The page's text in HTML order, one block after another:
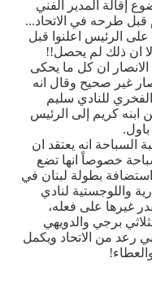
إقالة المدير الفني
قبل طرحه في الاتحاد...
الرئيس اعلنوا قبل
ان ذلك لم يحصل!!
ان كل ما يحكى
غير صحيح وقال انه
للنادي سليم
ابنه كريم إلى الرئيس
باول.
السباحة انه يعتقد ان
خصوصاً انها تضع
استضافة بطولة لبنان في
واللوجستية لنادي
غيرها على فعله،
برجي والدويهي
رعد من الاتحاد ويكمل